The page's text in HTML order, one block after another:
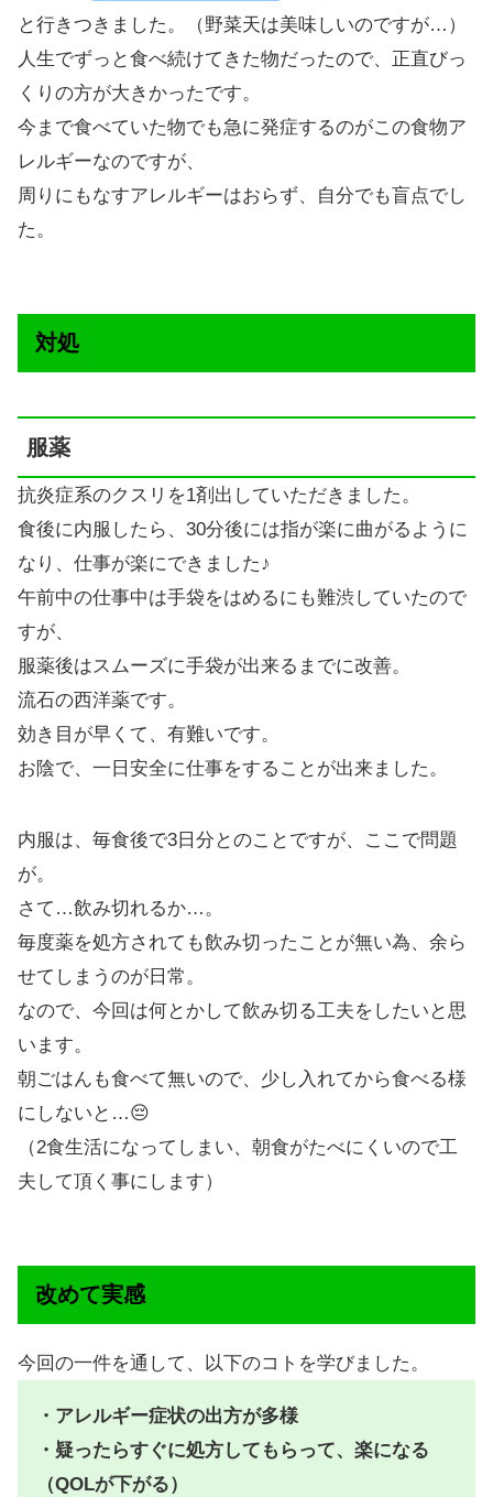
と行きつきました。（野菜天は美味しいのですが…）
人生でずっと食べ続けてきた物だったので、正直びっ
くりの方が大きかったです。
今まで食べていた物でも急に発症するのがこの食物ア
レルギーなのですが、
周りにもなすアレルギーはおらず、自分でも盲点でし
た。
対処
服薬
抗炎症系のクスリを1剤出していただきました。
食後に内服したら、30分後には指が楽に曲がるように
なり、仕事が楽にできました♪
午前中の仕事中は手袋をはめるにも難渋していたので
すが、
服薬後はスムーズに手袋が出来るまでに改善。
流石の西洋薬です。
効き目が早くて、有難いです。
お陰で、一日安全に仕事をすることが出来ました。
内服は、毎食後で3日分とのことですが、ここで問題
が。
さて…飲み切れるか…。
毎度薬を処方されても飲み切ったことが無い為、余ら
せてしまうのが日常。
なので、今回は何とかして飲み切る工夫をしたいと思
います。
朝ごはんも食べて無いので、少し入れてから食べる様
にしないと…😔
（2食生活になってしまい、朝食がたべにくいので工
夫して頂く事にします）
改めて実感
今回の一件を通して、以下のコトを学びました。
・アレルギー症状の出方が多様
・疑ったらすぐに処方してもらって、楽になる
（QOLが下がる）